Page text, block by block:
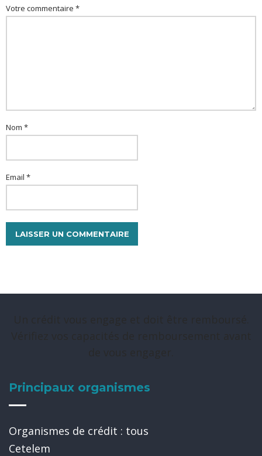
Votre commentaire *
Nom *
Email *
Principaux organismes
Organismes de crédit : tous
Cetelem